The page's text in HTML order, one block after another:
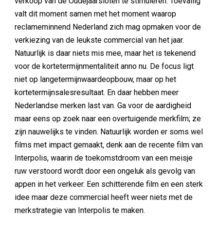
valt dit moment samen met het moment waarop
reclameminnend Nederland zich mag opmaken voor de
verkiezing van de leukste commercial van het jaar.
Natuurlijk is daar niets mis mee, maar het is tekenend
voor de kortetermijnmentaliteit anno nu. De focus ligt
niet op langetermijnwaardeopbouw, maar op het
kortetermijnsalesresultaat. En daar hebben meer
Nederlandse merken last van. Ga voor de aardigheid
maar eens op zoek naar een overtuigende merkfilm; ze
zijn nauwelijks te vinden. Natuurlijk worden er soms wel
films met impact gemaakt, denk aan de recente film van
Interpolis, waarin de toekomstdroom van een meisje
ruw verstoord wordt door een ongeluk als gevolg van
appen in het verkeer. Een schitterende film en een sterk
idee maar deze commercial heeft weer niets met de
merkstrategie van Interpolis te maken.